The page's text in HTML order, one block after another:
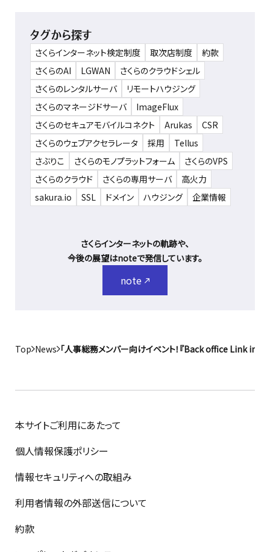
タグから探す
さくらインターネット検定制度 取次店制度
約款
さくらのAI
LGWAN
さくらのクラウドシェル
さくらのレンタルサーバ
リモートハウジング
さくらのマネージドサーバ
ImageFlux
さくらのセキュアモバイルコネクト
Arukas
CSR
さくらのウェブアクセラレータ
採用
Tellus
さぶりこ
さくらのモノプラットフォーム
さくらのVPS
さくらのクラウド
さくらの専用サーバ
高火力
sakura.io
SSL ドメイン ハウジング 企業情報
さくらインターネットの軌跡や、
今後の展望はnoteで発信しています。
note
Top News 「人事総務メンバー向けイベント！『Back office Link in
本サイトご利用にあたって
個人情報保護ポリシー
情報セキュリティへの取組み
利用者情報の外部送信について
約款